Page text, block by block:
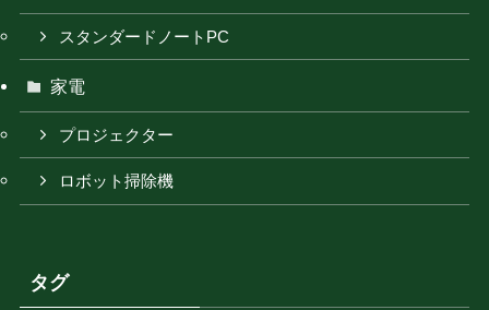
スタンダードノートPC
家電
プロジェクター
ロボット掃除機
タグ